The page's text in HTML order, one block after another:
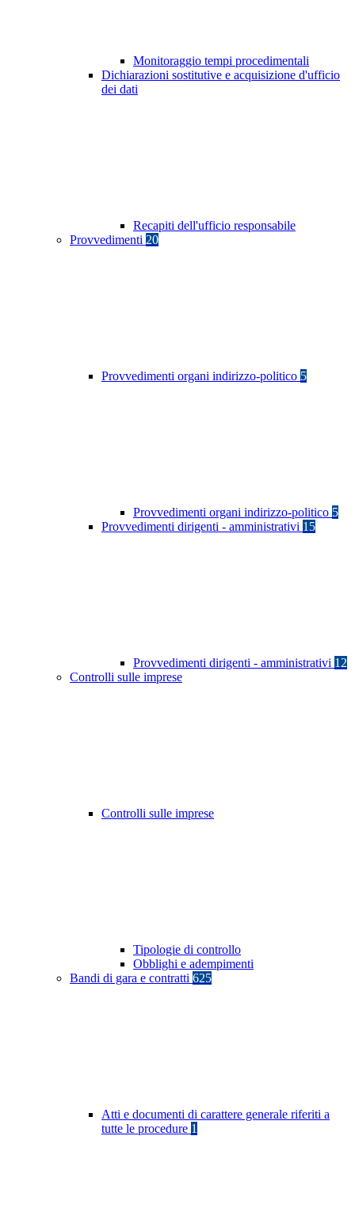
Monitoraggio tempi procedimentali
Dichiarazioni sostitutive e acquisizione d'ufficio
dei dati
Recapiti dell'ufficio responsabile
Provvedimenti 20
Provvedimenti organi indirizzo-politico 5
Provvedimenti organi indirizzo-politico 5
Provvedimenti dirigenti - amministrativi 15
Provvedimenti dirigenti - amministrativi 12
Controlli sulle imprese
Controlli sulle imprese
Tipologie di controllo
Obblighi e adempimenti
Bandi di gara e contratti 625
Atti e documenti di carattere generale riferiti a
tutte le procedure 1